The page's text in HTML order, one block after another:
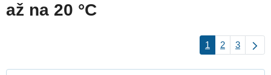
až na 20 °C
1 2 3